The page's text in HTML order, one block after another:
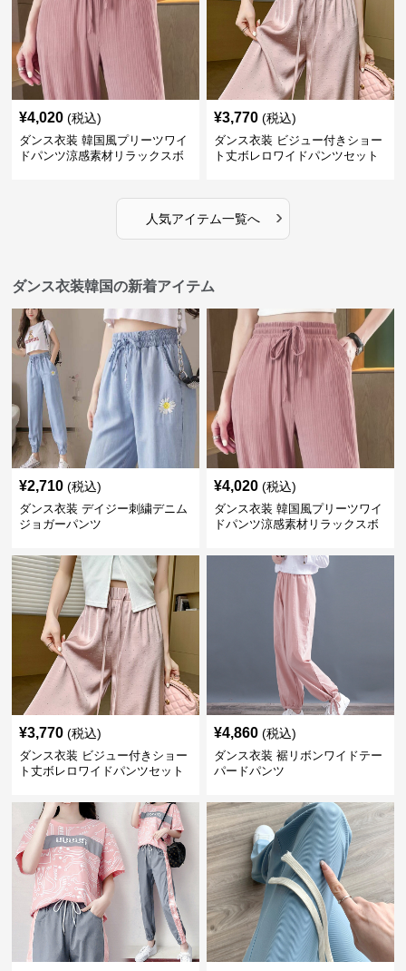
¥4,020 (税込)
ダンス衣装 韓国風プリーツワイ
ドパンツ涼感素材リラックスボ
¥3,770 (税込)
ダンス衣装 ビジュー付きショー
ト丈ボレロワイドパンツセット
人気アイテム一覧へ ›
ダンス衣装韓国の新着アイテム
¥2,710 (税込)
ダンス衣装 デイジー刺繍デニム
ジョガーパンツ
¥4,020 (税込)
ダンス衣装 韓国風プリーツワイ
ドパンツ涼感素材リラックスボ
¥3,770 (税込)
ダンス衣装 ビジュー付きショー
ト丈ボレロワイドパンツセット
¥4,860 (税込)
ダンス衣装 裾リボンワイドテー
パードパンツ